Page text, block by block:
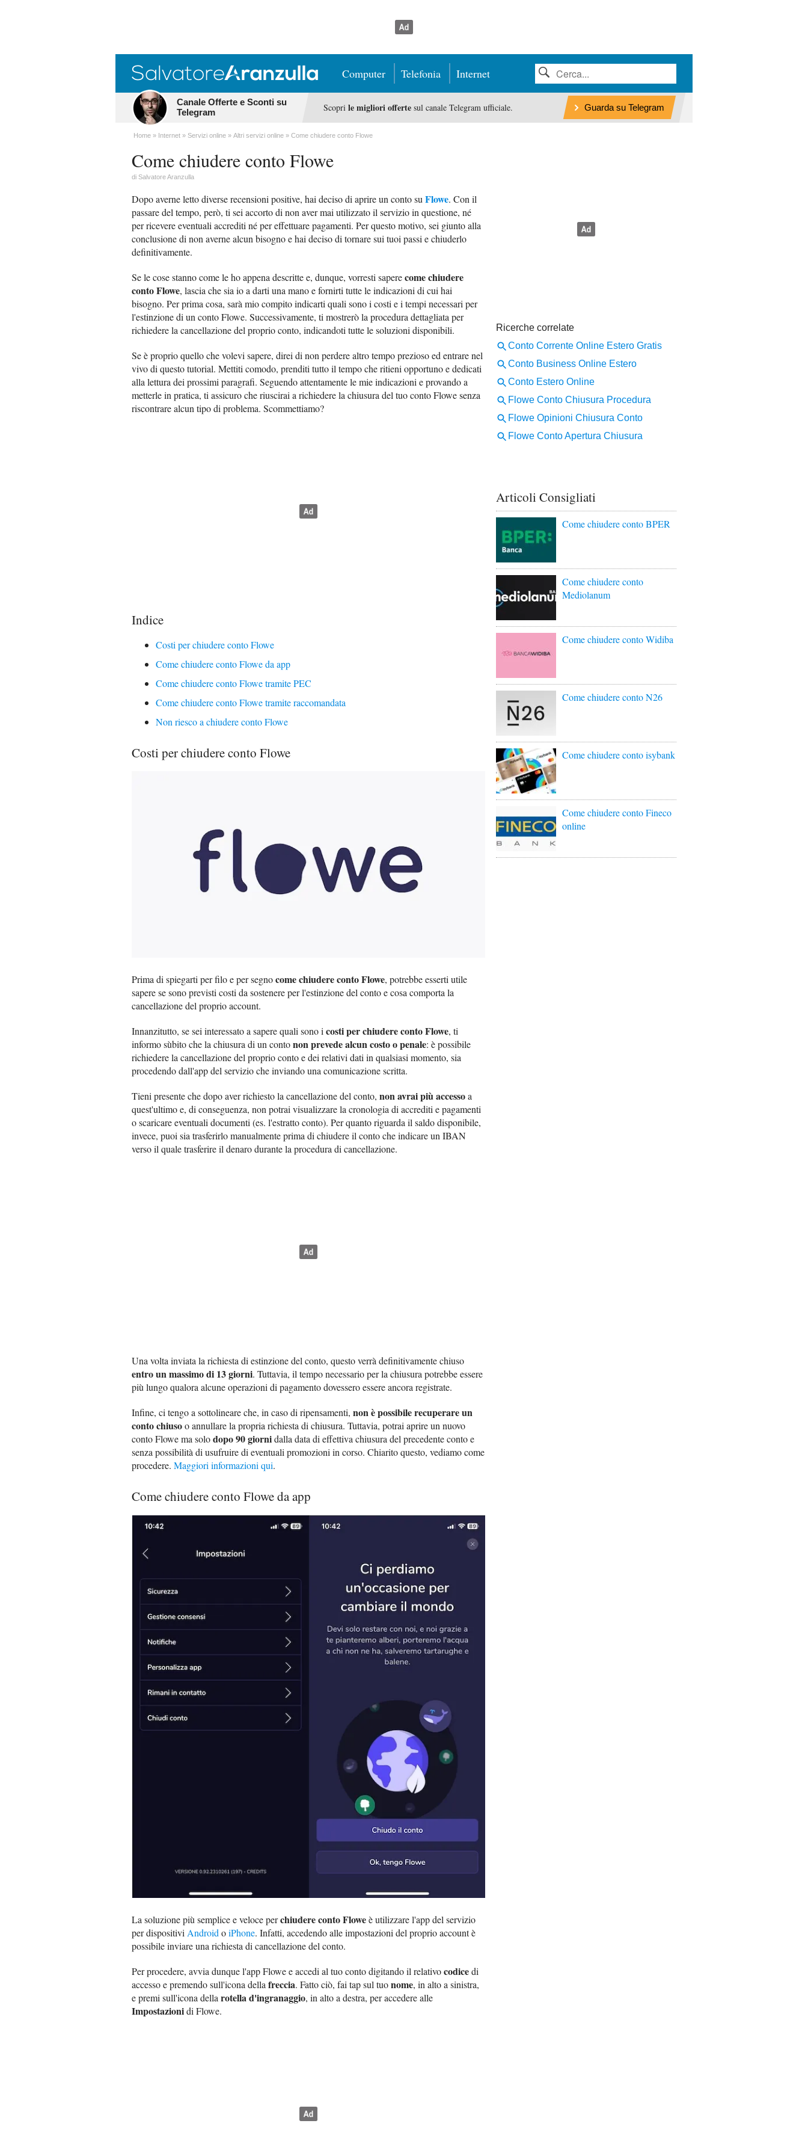
Computer Telefonia Internet
Canale Offerte e Sconti su
Telegram
Scopri le migliori offertesul canale Telegram ufficiale. Guarda su Telegram
Home Internet Servizi online Altri servizi online Come chiudere conto Flowe
Come chiudere conto Flowe
di Salvatore Aranzulla
Dopo averne letto diverse recensioni positive, hai deciso di aprire un conto su Flowe. Con il
passare del tempo, però, ti sei accorto di non aver mai utilizzato il servizio in questione, né
per ricevere eventuali accrediti né per effettuare pagamenti. Per questo motivo, sei giunto alla
conclusione di non averne alcun bisogno e hai deciso di tornare sui tuoi passi e chiuderlo
definitivamente.
Se le cose stanno come le ho appena descritte e, dunque, vorresti saperecome chiudere
conto Flowe, lascia che sia io a darti una mano e fornirti tutte le indicazioni di cui hai
bisogno. Per prima cosa, sarà mio compito indicarti quali sono i costi e i tempi necessari per
l'estinzione di un conto Flowe. Successivamente, ti mostrerò la procedura dettagliata per
richiedere la cancellazione del proprio conto, indicandoti tutte le soluzioni disponibili.
Se è proprio quello che volevi sapere, direi di non perdere altro tempo prezioso ed entrare nel
vivo di questo tutorial. Mettiti comodo, prenditi tutto il tempo che ritieni opportuno e dedicati
alla lettura dei prossimi paragrafi. Seguendo attentamente le mie indicazioni e provando a
metterle in pratica, ti assicuro che riuscirai a richiedere la chiusura del tuo conto Flowe senza
riscontrare alcun tipo di problema. Scommettiamo?
Indice
Costi per chiudere conto Flowe
Come chiudere conto Flowe da app
Come chiudere conto Flowe tramite PEC
Come chiudere conto Flowe tramite raccomandata
Non riesco a chiudere conto Flowe
Costi per chiudere conto Flowe
Prima di spiegarti per filo e per segnocome chiudere conto Flowe, potrebbe esserti utile
sapere se sono previsti costi da sostenere per l'estinzione del conto e cosa comporta la
cancellazione del proprio account.
Innanzitutto, se sei interessato a sapere quali sono icosti per chiudere conto Flowe, ti
informo sùbito che la chiusura di un contonon prevede alcun costo o penale: è possibile
richiedere la cancellazione del proprio conto e dei relativi dati in qualsiasi momento, sia
procedendo dall'app del servizio che inviando una comunicazione scritta.
Tieni presente che dopo aver richiesto la cancellazione del conto, non avrai più accessoa
quest'ultimo e, di conseguenza, non potrai visualizzare la cronologia di accrediti e pagamenti
o scaricare eventuali documenti (es. l'estratto conto). Per quanto riguarda il saldo disponibile,
invece, puoi sia trasferirlo manualmente prima di chiudere il conto che indicare un IBAN
verso il quale trasferire il denaro durante la procedura di cancellazione.
Una volta inviata la richiesta di estinzione del conto, questo verrà definitivamente chiuso
entro un massimo di 13 giorni. Tuttavia, il tempo necessario per la chiusura potrebbe essere
più lungo qualora alcune operazioni di pagamento dovessero essere ancora registrate.
Infine, ci tengo a sottolineare che, in caso di ripensamenti, non è possibile recuperare un
conto chiusoo annullare la propria richiesta di chiusura. Tuttavia, potrai aprire un nuovo
conto Flowe ma solodopo 90 giornidalla data di effettiva chiusura del precedente conto e
senza possibilità di usufruire di eventuali promozioni in corso. Chiarito questo, vediamo come
procedere. Maggiori informazioni qui.
Come chiudere conto Flowe da app
La soluzione più semplice e veloce perchiudere conto Floweè utilizzare l'app del servizio
per dispositivi Android oiPhone. Infatti, accedendo alle impostazioni del proprio account è
possibile inviare una richiesta di cancellazione del conto.
Per procedere, avvia dunque l'app Flowe e accedi al tuo conto digitando il relativocodicedi
accesso e premendo sull'icona della freccia. Fatto ciò, fai tap sul tuonome, in alto a sinistra,
e premi sull'icona della rotella d'ingranaggio, in alto a destra, per accedere alle
Impostazionidi Flowe.
Articoli Consigliati
Come chiudere conto BPER
Come chiudere conto
Mediolanum
Come chiudere conto Widiba
Come chiudere conto N26
Come chiudere conto isybank
Come chiudere conto Fineco
online